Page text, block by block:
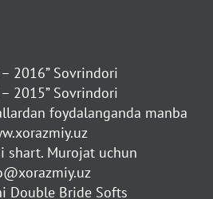
– 2016” Sovrindori
– 2015” Sovrindori
foydalanganda manba
shart. Murojat uchun
Double Bride Softs